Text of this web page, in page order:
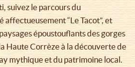
suivez le parcours du
affectueusement “Le Tacot”, et
époustouflants des gorges
Haute Corrèze à la découverte de
mythique et du patrimoine local.